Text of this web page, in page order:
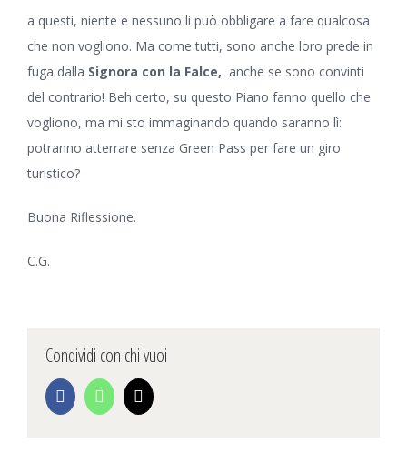
a questi, niente e nessuno li può obbligare a fare qualcosa
che non vogliono. Ma come tutti, sono anche loro prede in
fuga dalla Signora con la Falce, anche se sono convinti
del contrario! Beh certo, su questo Piano fanno quello che
vogliono, ma mi sto immaginando quando saranno lì:
potranno atterrare senza Green Pass per fare un giro
turistico?
Buona Riflessione.
C.G.
Condividi con chi vuoi
FacebookWhatsApp
Email